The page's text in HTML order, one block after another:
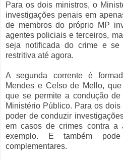
Para os dois ministros, o
investigações penais em
de membros do próprio MP
agentes policiais e terceiros,
seja notificada do crime e
restritiva até agora.
A segunda corrente é
Mendes e Celso de Mello,
que se permite a condução
Ministério Público. Para os
poder de conduzir
em casos de crimes contra a
exemplo. E também pode
complementares.